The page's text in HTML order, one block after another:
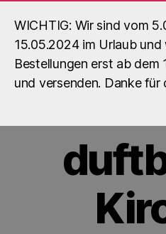
WICHTIG: Wir sind vom
15.05.2024 im Urlaub und
Bestellungen erst ab dem
und versenden. Danke für
/ Produkte